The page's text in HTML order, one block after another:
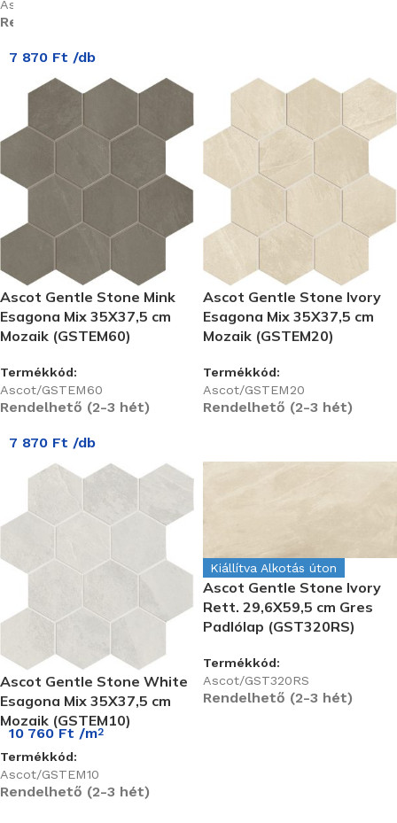
Ascot/GSTEM90
Rendelhető (2-3 hét)
7 870 Ft /db
Ascot Gentle Stone Mink
Esagona Mix 35X37,5 cm
Mozaik (GSTEM60)
Termékkód:
Ascot/GSTEM60
Rendelhető (2-3 hét)
Ascot Gentle Stone Ivory
Esagona Mix 35X37,5 cm
Mozaik (GSTEM20)
Termékkód:
Ascot/GSTEM20
Rendelhető (2-3 hét)
7 870 Ft /db
Ascot Gentle Stone White
Esagona Mix 35X37,5 cm
Mozaik (GSTEM10)
Termékkód:
Ascot/GSTEM10
Rendelhető (2-3 hét)
Kiállítva Alkotás úton
Ascot Gentle Stone Ivory
Rett. 29,6X59,5 cm Gres
Padlólap (GST320RS)
Termékkód:
Ascot/GST320RS
Rendelhető (2-3 hét)
10 760Ft /m2